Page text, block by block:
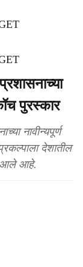
पुरस्कार
नावीन्यपूर्ण
देशातील
आले आहे.